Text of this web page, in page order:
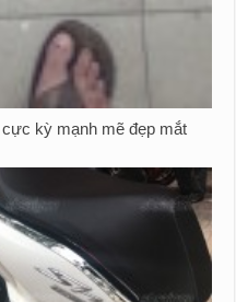
kỳ mạnh mẽ đẹp mắt